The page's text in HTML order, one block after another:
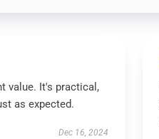
value. It's practical,
as expected.
Dec 16, 2024